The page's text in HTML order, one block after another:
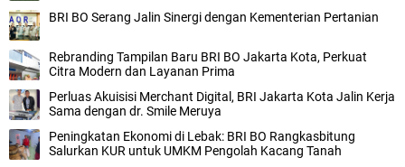
BRI BO Serang Jalin Sinergi dengan Kementerian Pertanian
Rebranding Tampilan Baru BRI BO Jakarta Kota, Perkuat
Citra Modern dan Layanan Prima
Perluas Akuisisi Merchant Digital, BRI Jakarta Kota Jalin Kerja
Sama dengan dr. Smile Meruya
Peningkatan Ekonomi di Lebak: BRI BO Rangkasbitung
Salurkan KUR untuk UMKM Pengolah Kacang Tanah